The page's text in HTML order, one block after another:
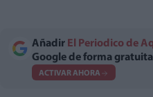
Añadir El Periodico de
Google de forma
ACTIVAR AHORA